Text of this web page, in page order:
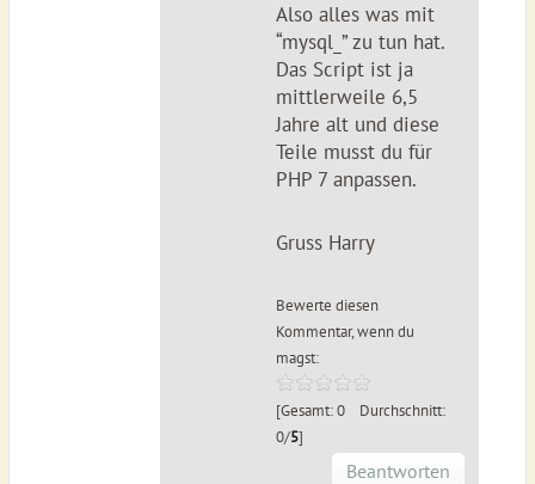
Also alles was mit
“mysql_” zu tun hat.
Das Script ist ja
mittlerweile 6,5
Jahre alt und diese
Teile musst du für
PHP 7 anpassen.
Gruss Harry
Bewerte diesen
Kommentar, wenn du
magst:
[Gesamt: 0 Durchschnitt:
0/5]
Beantworten